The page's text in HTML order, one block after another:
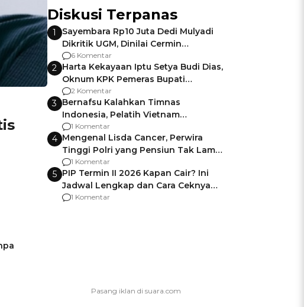
Diskusi Terpanas
1
Sayembara Rp10 Juta Dedi Mulyadi
Dikritik UGM, Dinilai Cermin
Gagalnya Negara Jamin Keamanan
6 Komentar
2 Harta Kekayaan Iptu Setya Budi Dias,
Oknum KPK Pemeras Bupati
Pemalang
2 Komentar
3 Bernafsu Kalahkan Timnas
Indonesia, Pelatih Vietnam
Berencana Pakai Jimat di Pakansari
1 Komentar
4 Mengenal Lisda Cancer, Perwira
Tinggi Polri yang Pensiun Tak Lama
Usai Jadi Brigjen
1 Komentar
5 PIP Termin II 2026 Kapan Cair? Ini
Jadwal Lengkap dan Cara Ceknya
agar Dana Tidak Hangus!
1 Komentar